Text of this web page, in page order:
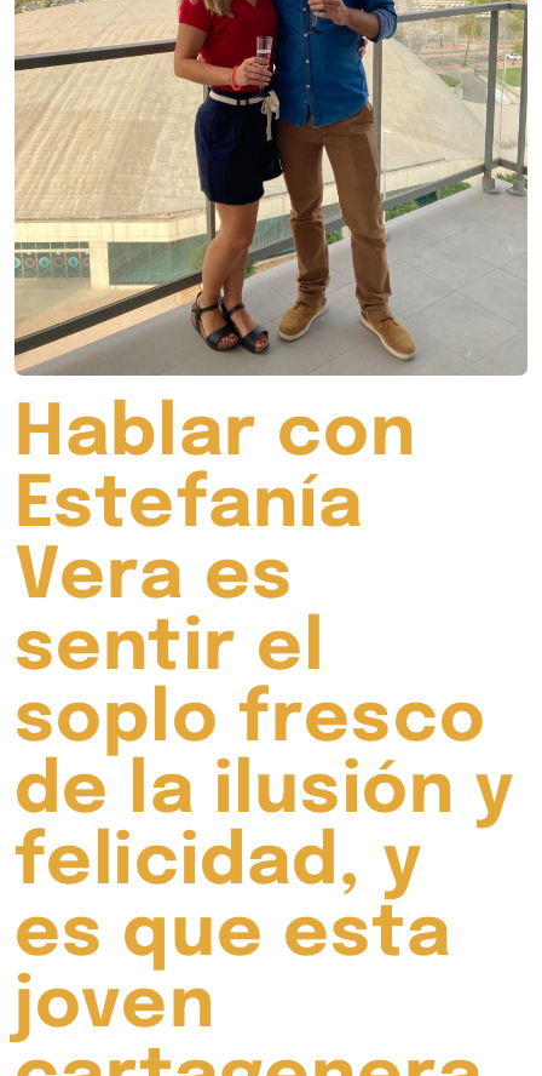
Hablar con
Estefanía
Vera es
sentir el
soplo fresco
de la ilusión y
felicidad, y
es que esta
joven